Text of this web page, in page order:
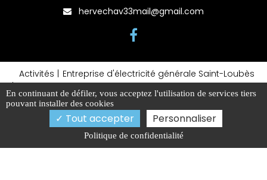
hervechav33mail@gmail.com
Activités
Entreprise d'électricité générale Saint-Loubès
Installateur de système de communication Saint-
Loubès
Entreprise d'électricité générale Saint-Sulpice
Entreprise de câblage d'armoire électrique Ambarès
Borne voiture électrique Izon
Borne voiture électrique Sainte-Eulalie
En continuant de défiler, vous acceptez l'utilisation de services tiers
pouvant installer des cookies
Tout accepter Personnaliser
Politique de confidentialité